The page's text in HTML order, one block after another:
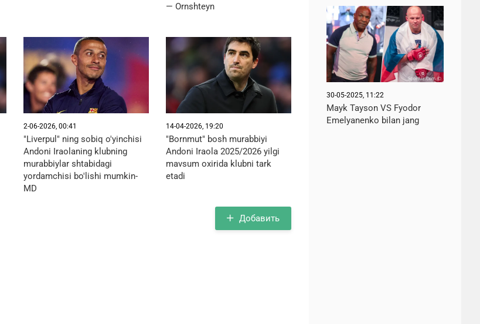
— Ornshteyn
2-06-2026, 00:41
"Liverpul" ning sobiq o'yinchisi
Andoni Iraolaning klubning
murabbiylar shtabidagi
yordamchisi bo'lishi mumkin-
MD
14-04-2026, 19:20
"Bornmut" bosh murabbiyi
Andoni Iraola 2025/2026 yilgi
mavsum oxirida klubni tark
etadi
Добавить
30-05-2025, 11:22
Mayk Tayson VS Fyodor
Emelyanenko bilan jang